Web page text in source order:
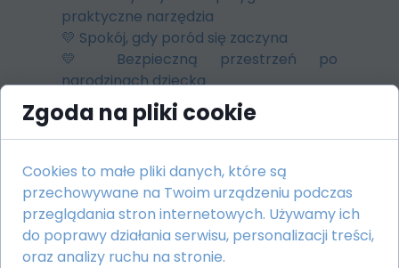
praktyczne narzędzia
💛 Spokój, gdy poród się zaczyna
💛 Bezpieczną przestrzeń po
narodzinach dziecka
Poród to nie tylko
To przejście. Możesz
zadbać by było ono
łagodne.
Zgoda na pliki cookie
Cookies to małe pliki danych, które są
przechowywane na Twoim urządzeniu podczas
przeglądania stron internetowych. Używamy ich
do poprawy działania serwisu, personalizacji treści,
oraz analizy ruchu na stronie.